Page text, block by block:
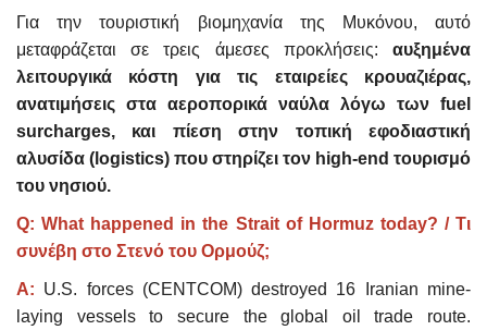
Για την τουριστική βιομηχανία της Μυκόνου, αυτό
μεταφράζεται σε τρεις άμεσες προκλήσεις: αυξημένα
λειτουργικά κόστη για τις εταιρείες κρουαζιέρας,
ανατιμήσεις στα αεροπορικά ναύλα λόγω των fuel
surcharges, και πίεση στην τοπική εφοδιαστική
αλυσίδα (logistics) που στηρίζει τον high-end τουρισμό
του νησιού.
Q: What happened in the Strait of Hormuz today? / Τι
συνέβη στο Στενό του Ορμούζ;
A: U.S. forces (CENTCOM) destroyed 16 Iranian mine-
laying vessels to secure the global oil trade route.